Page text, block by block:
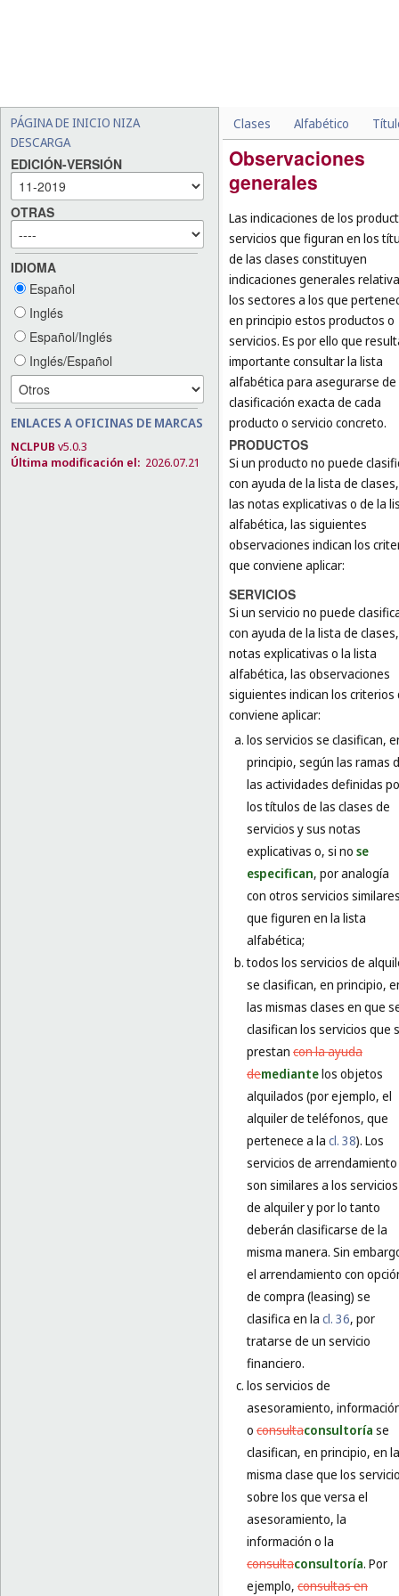
PÁGINA DE INICIO NIZA
DESCARGA
EDICIÓN-VERSIÓN
OTRAS
IDIOMA
Español
Inglés
Español/Inglés
Inglés/Español
ENLACES A OFICINAS DE MARCAS
NCLPUB v5.0.3
Última modificación el: 2026.07.21
Clases Alfabético
Observaciones
generales
Las indicaciones de los
servicios que figuran en los
de las clases constituyen
indicaciones generales
los sectores a los que
en principio estos productos o
servicios. Es por ello que
importante consultar la lista
alfabética para asegurarse de
clasificación exacta de cada
producto o servicio concreto.
PRODUCTOS
Si un producto no puede
con ayuda de la lista de
las notas explicativas o de la
alfabética, las siguientes
observaciones indican los
que conviene aplicar:
SERVICIOS
Si un servicio no puede
con ayuda de la lista de
notas explicativas o la lista
alfabética, las observaciones
siguientes indican los criterios
conviene aplicar:
los servicios se clasifican,
principio, según las ramas
las actividades definidas
los títulos de las clases de
servicios y sus notas
explicativas o, si no se
especifican, por analogía
con otros servicios
que figuren en la lista
alfabética;
todos los servicios de
se clasifican, en principio,
las mismas clases en que
clasifican los servicios que
prestan con la ayuda
demediantelos objetos
alquilados (por ejemplo, el
alquiler de teléfonos, que
pertenece a la cl. 38). Los
servicios de arrendamiento
son similares a los servicios
de alquiler y por lo tanto
deberán clasificarse de la
misma manera. Sin
el arrendamiento con
de compra (leasing) se
clasifica en la cl. 36, por
tratarse de un servicio
financiero.
los servicios de
asesoramiento,
o consultaconsultoría se
clasifican, en principio, en la
misma clase que los
sobre los que versa el
asesoramiento, la
información o la
consultaconsultoría. Por
ejemplo, consultas en